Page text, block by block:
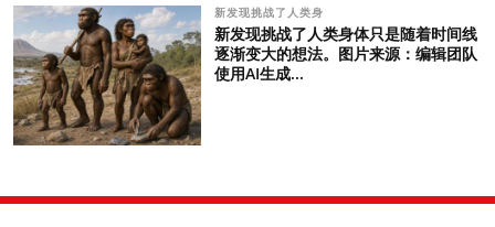
新发现挑战了人类身
新发现挑战了人类身体只是随着时间线
逐渐变大的想法。图片来源：编辑团队
使用AI生成...